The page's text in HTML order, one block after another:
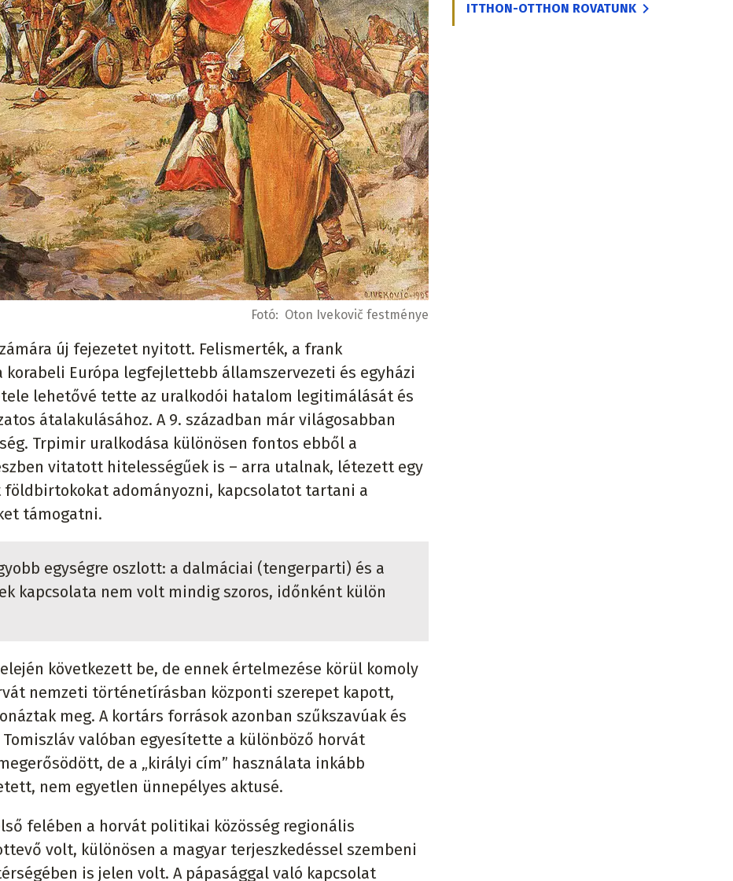
Fotó: Oton Ivekovič festménye
új fejezetet nyitott. Felismerték, a frank
korabeli Európa legfejlettebb államszervezeti és egyházi
lehetővé tette az uralkodói hatalom legitimálását és
átalakulásához. A 9. században már világosabban
Trpimir uralkodása különösen fontos ebből a
vitatott hitelességűek is – arra utalnak, létezett egy
adományozni, kapcsolatot tartani a
támogatni.
egységre oszlott: a dalmáciai (tengerparti) és a
kapcsolata nem volt mindig szoros, időnként külön
következett be, de ennek értelmezése körül komoly
nemzeti történetírásban központi szerepet kapott,
meg. A kortárs források azonban szűkszavúak és
valóban egyesítette a különböző horvát
de a „királyi cím” használata inkább
nem egyetlen ünnepélyes aktusé.
felében a horvát politikai közösség regionális
volt, különösen a magyar terjeszkedéssel szembeni
is jelen volt. A pápasággal való kapcsolat
ITTHON-OTTHON ROVATUNK